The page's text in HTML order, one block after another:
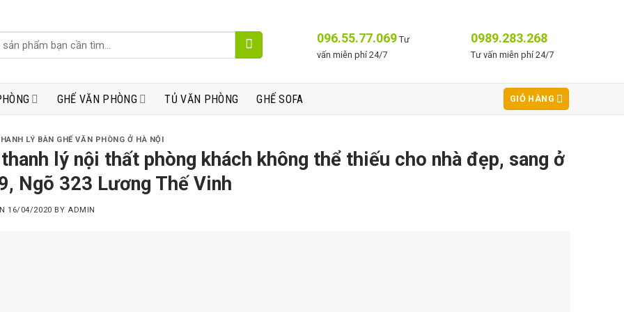
096.55.77.069 Tư
vấn miễn phí 24/7
0989.283.268
Tư vấn miễn phí 24/7
GHẾ VĂN PHÒNG TỦ VĂN PHÒNG GHẾ SOFA GIỎ HÀNG
LÝ BÀN GHẾ VĂN PHÒNG Ở HÀ NỘI
lý nội thất phòng khách không thể thiếu cho nhà đẹp, sang ở
Ngõ 323 Lương Thế Vinh
16/04/2020 BY ADMIN